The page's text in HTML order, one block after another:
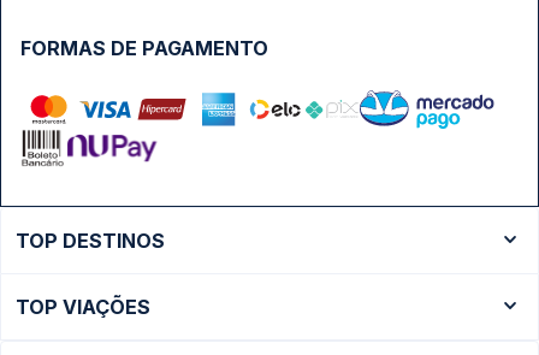
FORMAS DE PAGAMENTO
TOP DESTINOS
Ônibus São Paulo
TOP VIAÇÕES